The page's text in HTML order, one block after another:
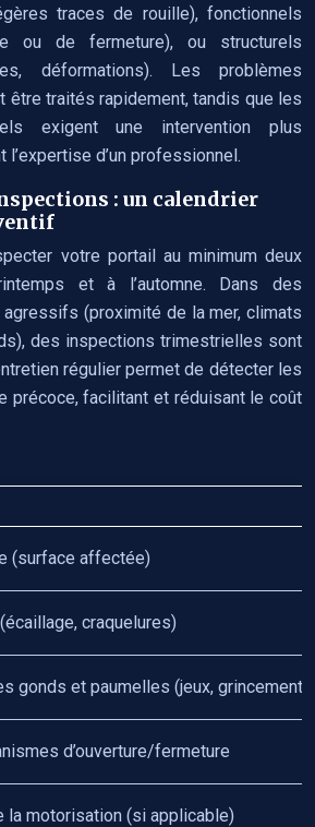
traces de rouille), fonctionnels
ou de fermeture), ou structurels
déformations). Les problèmes
être traités rapidement, tandis que les
exigent une intervention plus
d’un professionnel.
: un calendrier
votre portail au minimum deux
et à l’automne. Dans des
(proximité de la mer, climats
des inspections trimestrielles sont
régulier permet de détecter les
précoce, facilitant et réduisant le coût
(surface affectée)
craquelures)
gonds et paumelles (jeux,
d’ouverture/fermeture
la motorisation (si applicable)